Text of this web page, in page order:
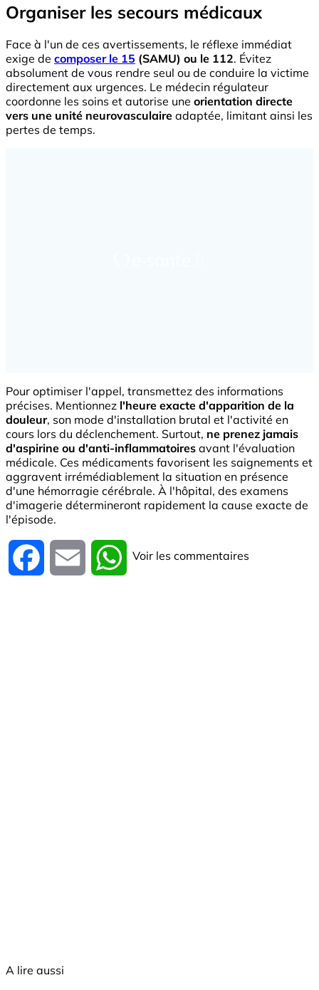
Organiser les secours médicaux
Face à l'un de ces avertissements, le réflexe immédiat
exige de composer le 15 (SAMU) ou le 112. Évitez
absolument de vous rendre seul ou de conduire la victime
directement aux urgences. Le médecin régulateur
coordonne les soins et autorise une orientation directe
vers une unité neurovasculaire adaptée, limitant ainsi les
pertes de temps.
Pour optimiser l'appel, transmettez des informations
précises. Mentionnez l'heure exacte d'apparition de la
douleur, son mode d'installation brutal et l'activité en
cours lors du déclenchement. Surtout, ne prenez jamais
d'aspirine ou d'anti-inflammatoires avant l'évaluation
médicale. Ces médicaments favorisent les saignements et
aggravent irrémédiablement la situation en présence
d'une hémorragie cérébrale. À l'hôpital, des examens
d'imagerie détermineront rapidement la cause exacte de
l'épisode.
Facebook Email WhatsApp
Voir les commentaires
A lire aussi